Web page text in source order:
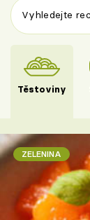
Těstoviny
ZELENINA